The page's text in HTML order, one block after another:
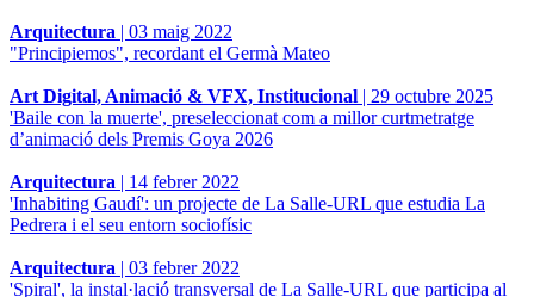
Arquitectura | 03 maig 2022
"Principiemos", recordant el Germà Mateo
Art Digital, Animació & VFX, Institucional | 29 octubre 2025
'Baile con la muerte', preseleccionat com a millor curtmetratge
d’animació dels Premis Goya 2026
Arquitectura | 14 febrer 2022
'Inhabiting Gaudí': un projecte de La Salle-URL que estudia La
Pedrera i el seu entorn sociofísic
Arquitectura | 03 febrer 2022
'Spiral', la instal·lació transversal de La Salle-URL que participa al